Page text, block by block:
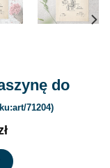
do
71204)